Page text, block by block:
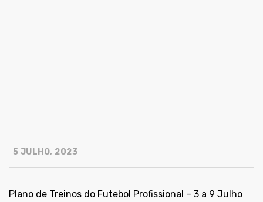
5 JULHO, 2023
Plano de Treinos do Futebol Profissional – 3 a 9 Julho